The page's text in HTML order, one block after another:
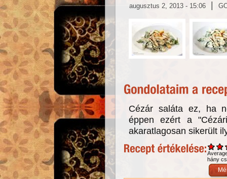
augusztus 2, 2013 - 15:06 |
Cézár saláta ez, ha
éppen ezért a
akaratlagosan sikerült
hány